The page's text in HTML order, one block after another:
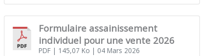
Formulaire assainissement
individuel pour une vente 2026
PDF| 145,07 Ko | 04 Mars 2026